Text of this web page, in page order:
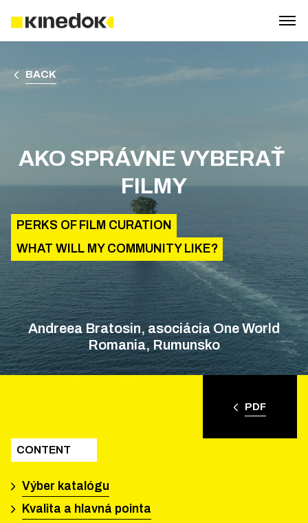
BACK
AKO SPRÁVNE VYBERAŤ
FILMY
PERKS OF FILM CURATION
WHAT WILL MY COMMUNITY LIKE?
Andreea Bratosin, asociácia One World
Romania, Rumunsko
PDF
CONTENT
Výber katalógu
Kvalita a hlavná pointa